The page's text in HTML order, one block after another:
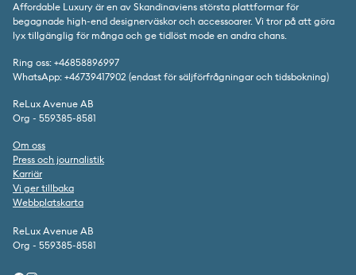
Affordable Luxury är en av Skandinaviens största plattformar för
begagnade high-end designerväskor och accessoarer. Vi tror på att göra
lyx tillgänglig för många och ge tidlöst mode en andra chans.
Ring oss: +46858896997
WhatsApp: +46739417902 (endast för säljförfrågningar och tidsbokning)
ReLux Avenue AB
Org - 559385-8581
Om oss
Press och journalistik
Karriär
Vi ger tillbaka
Webbplatskarta
ReLux Avenue AB
Org - 559385-8581